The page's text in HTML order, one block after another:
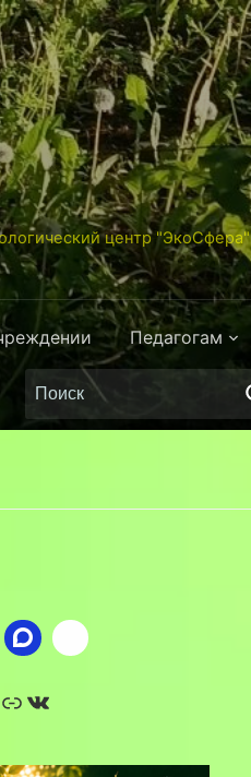
центр "ЭкоСфера"
Педагогам
Поиск
по:
Ссылка